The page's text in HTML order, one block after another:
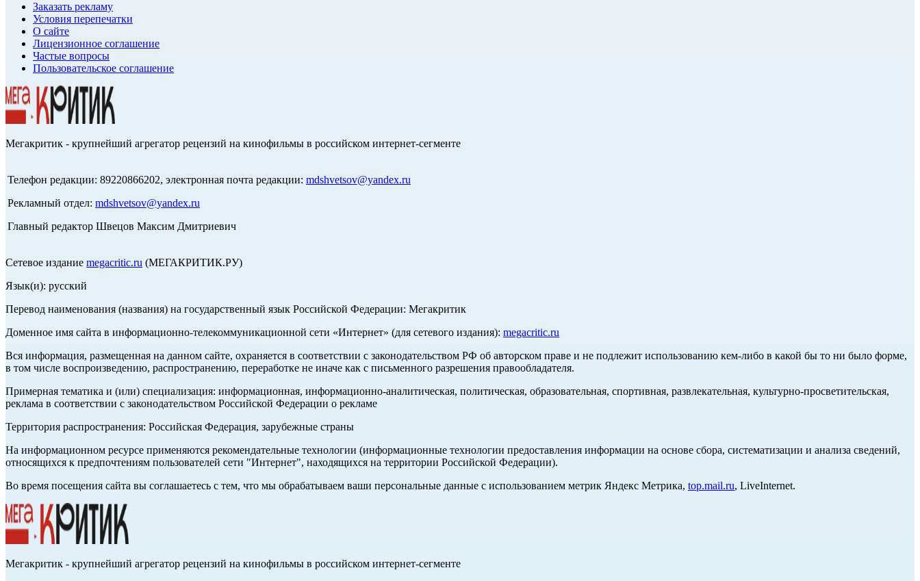
Заказать рекламу
Условия перепечатки
О сайте
Лицензионное соглашение
Частые вопросы
Пользовательское соглашение
Мегакритик - крупнейший агрегатор рецензий на кинофильмы в российском интернет-сегменте
Телефон редакции: 89220866202, электронная почта редакции: mdshvetsov@yandex.ru
Рекламный отдел: mdshvetsov@yandex.ru
Главный редактор Швецов Максим Дмитриевич
Сетевое издание megacritic.ru (МЕГАКРИТИК.РУ)
Язык(и): русский
Перевод наименования (названия) на государственный язык Российской Федерации: Мегакритик
Доменное имя сайта в информационно-телекоммуникационной сети «Интернет» (для сетевого издания): megacritic.ru
Вся информация, размещенная на данном сайте, охраняется в соответствии с законодательством РФ об авторском праве и не подлежит использованию кем-либо в какой бы то ни было форме,
в том числе воспроизведению, распространению, переработке не иначе как с письменного разрешения правообладателя.
Примерная тематика и (или) специализация: информационная, информационно-аналитическая, политическая, образовательная, спортивная, развлекательная, культурно-просветительская,
реклама в соответствии с законодательством Российской Федерации о рекламе
Территория распространения: Российская Федерация, зарубежные страны
На информационном ресурсе применяются рекомендательные технологии (информационные технологии предоставления информации на основе сбора, систематизации и анализа сведений,
относящихся к предпочтениям пользователей сети "Интернет", находящихся на территории Российской Федерации).
Во время посещения сайта вы соглашаетесь с тем, что мы обрабатываем ваши персональные данные с использованием метрик Яндекс Метрика, top.mail.ru, LiveInternet.
Мегакритик - крупнейший агрегатор рецензий на кинофильмы в российском интернет-сегменте